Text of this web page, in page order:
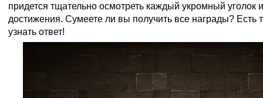
придется тщательно осмотреть каждый укромный уголок
достижения. Сумеете ли вы получить все награды? Есть
узнать ответ!